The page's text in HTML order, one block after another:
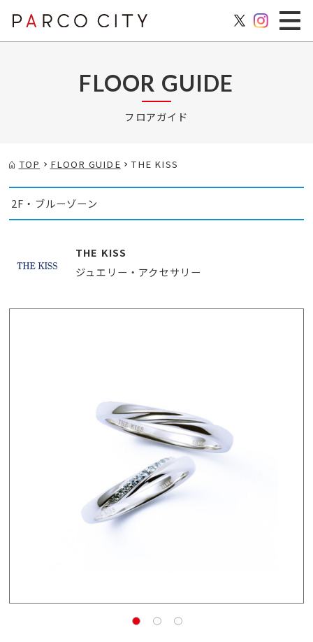
FLOOR GUIDE
フロアガイド
TOP FLOOR GUIDE THE KISS
2F・ブルーゾーン
THE KISS
ジュエリー・アクセサリー